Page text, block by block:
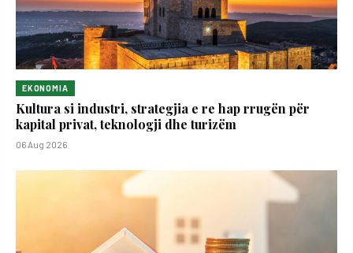
EKONOMIA
Kultura si industri, strategjia e re hap rrugën për
kapital privat, teknologji dhe turizëm
06 Aug 2026